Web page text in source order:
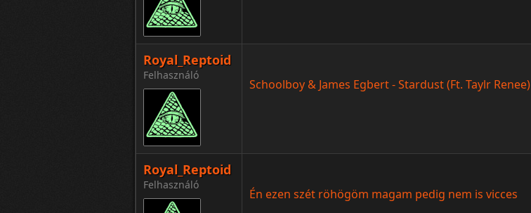
Royal_Reptoid
Felhasználó
Schoolboy & James Egbert - Stardust (Ft. Taylr Renee)
Royal_Reptoid
Felhasználó
Én ezen szét röhögöm magam pedig nem is vicces